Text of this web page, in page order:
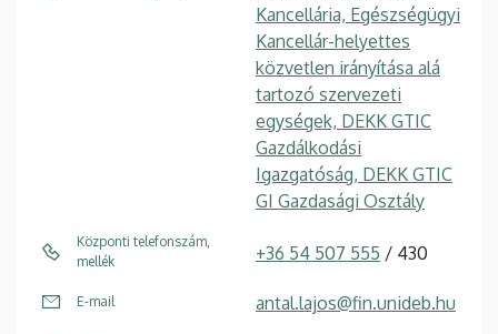
Kancellária, Egészségügyi
Kancellár-helyettes
közvetlen irányítása alá
tartozó szervezeti
egységek, DEKK GTIC
Gazdálkodási
Igazgatóság, DEKK GTIC
GI Gazdasági Osztály
Központi telefonszám,
mellék
+36 54 507 555 / 430
E-mail antal.lajos@fin.unideb.hu